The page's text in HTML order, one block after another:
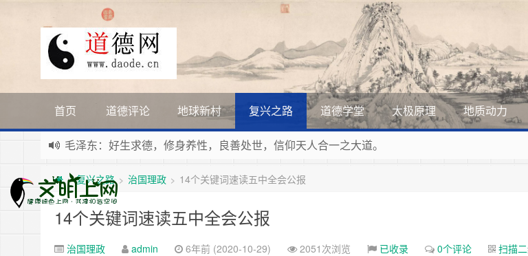
首页 道德评论 地球新村 复兴之路 道德学堂 太极原理 地质动力
毛泽东：好生求德，修身养性，良善处世，信仰天人合一之大道。
习近平：引导人们向往和追求讲道德、尊道德、守道德的生活，让13亿人的每一分子都成为传
寰宇繁星如瀚彩，人生亘古一凡尘。禅境天籁聆妙曲，匠心斫琴弦自鸣。
> 复兴之路 > 治国理政 > 14个关键词速读五中全会公报
14个关键词速读五中全会公报
治国理政 admin 6年前 (2020-10-29) 2051次浏览 已收录 0个评论 扫描